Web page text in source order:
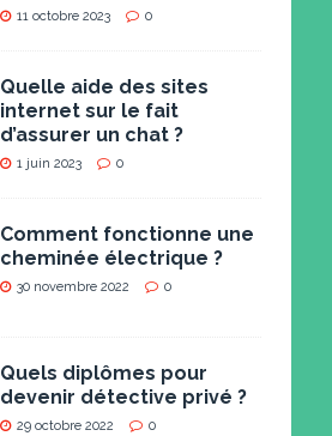
11 octobre 2023 0
Quelle aide des sites
internet sur le fait
d’assurer un chat ?
1 juin 2023 0
Comment fonctionne une
cheminée électrique ?
30 novembre 2022 0
Quels diplômes pour
devenir détective privé ?
29 octobre 2022 0